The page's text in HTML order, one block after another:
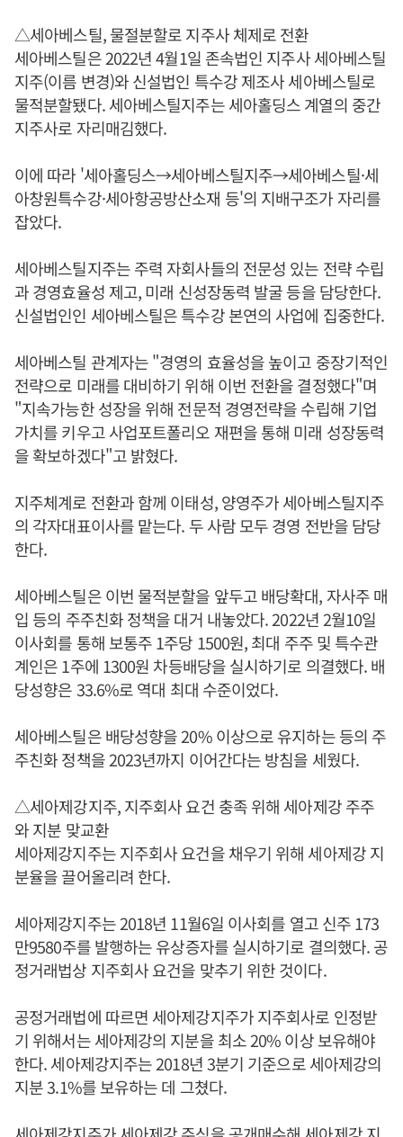
△세아베스틸, 물절분할로 지주사 체제로 전환
세아베스틸은 2022년 4월1일 존속법인 지주사 세아베스틸
지주(이름 변경)와 신설법인 특수강 제조사 세아베스틸로
물적분할됐다. 세아베스틸지주는 세아홀딩스 계열의 중간
지주사로 자리매김했다.
이에 따라 '세아홀딩스→세아베스틸지주→세아베스틸·세
아창원특수강·세아항공방산소재 등'의 지배구조가 자리를
잡았다.
세아베스틸지주는 주력 자회사들의 전문성 있는 전략 수립
과 경영효율성 제고, 미래 신성장동력 발굴 등을 담당한다.
신설법인인 세아베스틸은 특수강 본연의 사업에 집중한다.
세아베스틸 관계자는 "경영의 효율성을 높이고 중장기적인
전략으로 미래를 대비하기 위해 이번 전환을 결정했다"며
"지속가능한 성장을 위해 전문적 경영전략을 수립해 기업
가치를 키우고 사업포트폴리오 재편을 통해 미래 성장동력
을 확보하겠다"고 밝혔다.
지주체계로 전환과 함께 이태성, 양영주가 세아베스틸지주
의 각자대표이사를 맡는다. 두 사람 모두 경영 전반을 담당
한다.
세아베스틸은 이번 물적분할을 앞두고 배당확대, 자사주 매
입 등의 주주친화 정책을 대거 내놓았다. 2022년 2월10일
이사회를 통해 보통주 1주당 1500원, 최대 주주 및 특수관
계인은 1주에 1300원 차등배당을 실시하기로 의결했다. 배
당성향은 33.6%로 역대 최대 수준이었다.
세아베스틸은 배당성향을 20% 이상으로 유지하는 등의 주
주친화 정책을 2023년까지 이어간다는 방침을 세웠다.
△세아제강지주, 지주회사 요건 충족 위해 세아제강 주주
와 지분 맞교환
세아제강지주는 지주회사 요건을 채우기 위해 세아제강 지
분율을 끌어올리려 한다.
세아제강지주는 2018년 11월6일 이사회를 열고 신주 173
만9580주를 발행하는 유상증자를 실시하기로 결의했다. 공
정거래법상 지주회사 요건을 맞추기 위한 것이다.
공정거래법에 따르면 세아제강지주가 지주회사로 인정받
기 위해서는 세아제강의 지분을 최소 20% 이상 보유해야
한다. 세아제강지주는 2018년 3분기 기준으로 세아제강의
지분 3.1%를 보유하는 데 그쳤다.